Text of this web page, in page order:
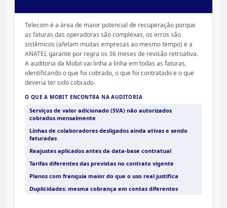
Telecom é a área de maior potencial de recuperação porque
as faturas das operadoras são complexas, os erros são
sistêmicos (afetam muitas empresas ao mesmo tempo) e a
ANATEL garante por regra os 36 meses de revisão retroativa.
A auditoria da Mobit vai linha a linha em todas as faturas,
identificando o que foi cobrado, o que foi contratado e o que
deveria ter sido cobrado.
O QUE A MOBIT ENCONTRA NA AUDITORIA
Serviços de valor adicionado (SVA) não autorizados
cobrados mensalmente
Linhas de colaboradores desligados ainda ativas e sendo
faturadas
Reajustes aplicados antes da data-base contratual
Tarifas diferentes das previstas no contrato vigente
Planos com franquia maior do que o uso real justifica
Duplicidades: mesma cobrança em contas diferentes